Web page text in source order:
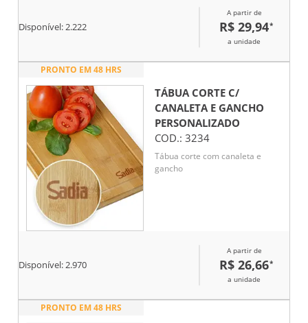
Disponível:2.222
A partir de
R$ 29,94*
a unidade
PRONTO EM 48 HRS
TÁBUA CORTE C/
CANALETA E GANCHO
PERSONALIZADO
COD.: 3234
Tábua corte com canaleta e
gancho
Disponível:2.970
A partir de
R$ 26,66*
a unidade
PRONTO EM 48 HRS